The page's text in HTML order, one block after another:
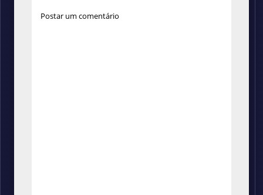
Postar um comentário